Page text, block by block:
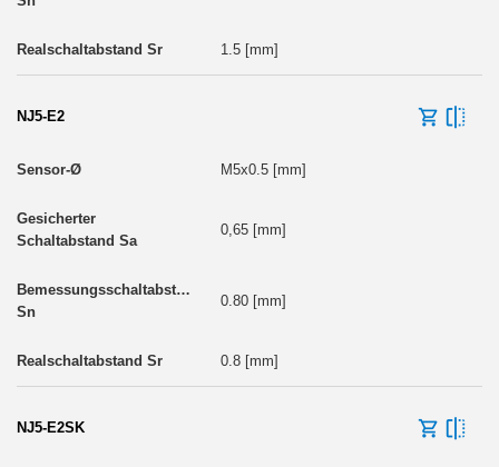
1.5 [mm]
NJ5-E2
M5x0.5 [mm]
0,65 [mm]
0.80 [mm]
0.8 [mm]
NJ5-E2SK